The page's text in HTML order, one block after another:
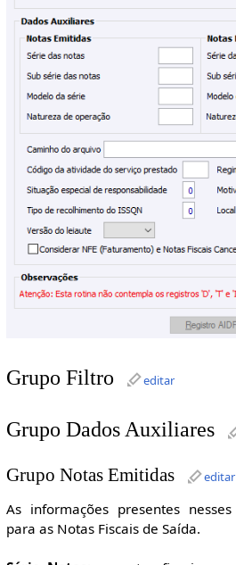
Grupo Filtro editar
Grupo Dados Auxiliares
Grupo Notas Emitidas editar
As informações presentes
para as Notas Fiscais de Saída.